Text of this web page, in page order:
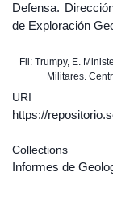
Defensa.
de Exploración
Fil: Trumpy, E.
Militares.
URI
https://
Collections
Informes de